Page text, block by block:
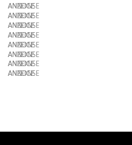
ANZEIGE
ANZEIGE
ANZEIGE
ANZEIGE
ANZEIGE
ANZEIGE
ANZEIGE
ANZEIGE